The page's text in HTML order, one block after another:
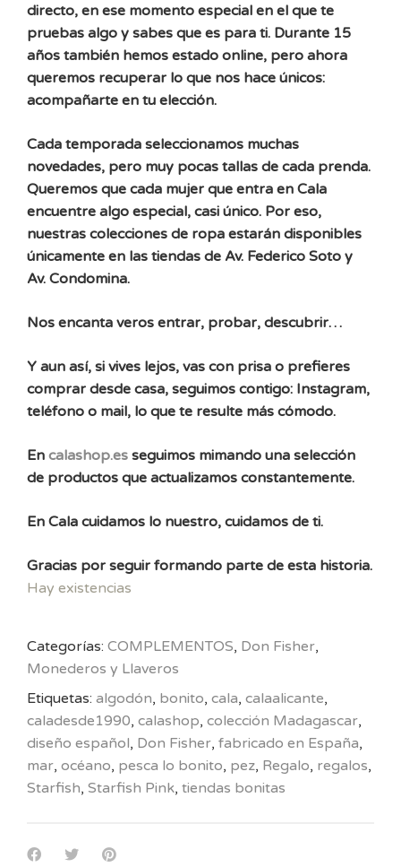
directo, en ese momento especial en el que te
pruebas algo y sabes que es para ti. Durante 15
años también hemos estado online, pero ahora
queremos recuperar lo que nos hace únicos:
acompañarte en tu elección.
Cada temporada seleccionamos muchas
novedades, pero muy pocas tallas de cada prenda.
Queremos que cada mujer que entra en Cala
encuentre algo especial, casi único. Por eso,
nuestras colecciones de ropa estarán disponibles
únicamente en las tiendas de Av. Federico Soto y
Av. Condomina.
Nos encanta veros entrar, probar, descubrir…
Y aun así, si vives lejos, vas con prisa o prefieres
comprar desde casa, seguimos contigo: Instagram,
teléfono o mail, lo que te resulte más cómodo.
En calashop.es seguimos mimando una selección
de productos que actualizamos constantemente.
En Cala cuidamos lo nuestro, cuidamos de ti.
Gracias por seguir formando parte de esta historia.
Hay existencias
Categorías: COMPLEMENTOS, Don Fisher,
Monederos y Llaveros
Etiquetas: algodón, bonito, cala, calaalicante,
caladesde1990, calashop, colección Madagascar,
diseño español, Don Fisher, fabricado en España,
mar, océano, pesca lo bonito, pez, Regalo, regalos,
Starfish, Starfish Pink, tiendas bonitas